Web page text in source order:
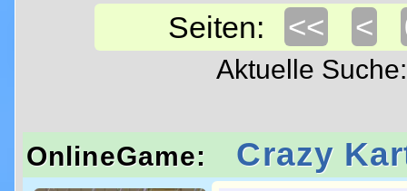
Seiten: << <
Aktuelle
OnlineGame: Crazy